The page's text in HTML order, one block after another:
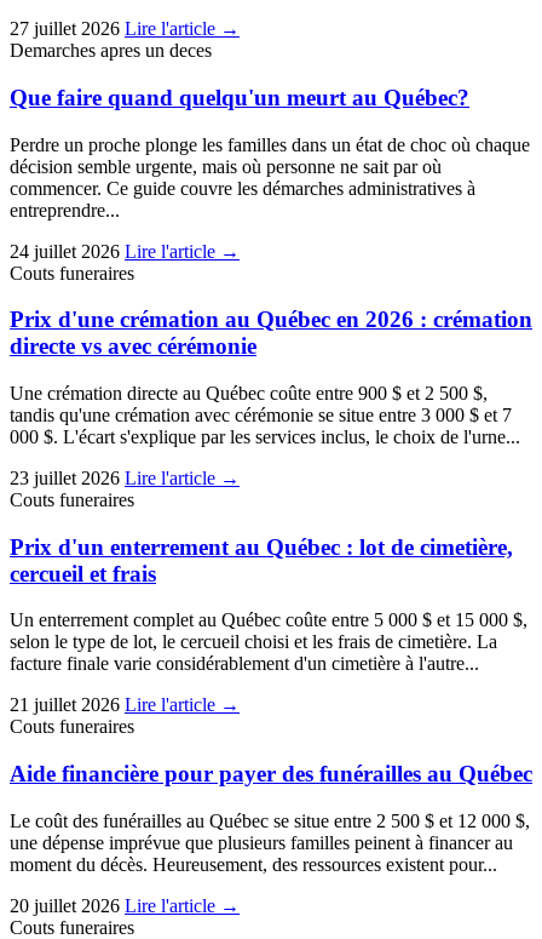
27 juillet 2026 Lire l'article →
Demarches apres un deces
Que faire quand quelqu'un meurt au Québec?
Perdre un proche plonge les familles dans un état de choc où chaque
décision semble urgente, mais où personne ne sait par où
commencer. Ce guide couvre les démarches administratives à
entreprendre...
24 juillet 2026 Lire l'article →
Couts funeraires
Prix d'une crémation au Québec en 2026 : crémation
directe vs avec cérémonie
Une crémation directe au Québec coûte entre 900 $ et 2 500 $,
tandis qu'une crémation avec cérémonie se situe entre 3 000 $ et 7
000 $. L'écart s'explique par les services inclus, le choix de l'urne...
23 juillet 2026 Lire l'article →
Couts funeraires
Prix d'un enterrement au Québec : lot de cimetière,
cercueil et frais
Un enterrement complet au Québec coûte entre 5 000 $ et 15 000 $,
selon le type de lot, le cercueil choisi et les frais de cimetière. La
facture finale varie considérablement d'un cimetière à l'autre...
21 juillet 2026 Lire l'article →
Couts funeraires
Aide financière pour payer des funérailles au Québec
Le coût des funérailles au Québec se situe entre 2 500 $ et 12 000 $,
une dépense imprévue que plusieurs familles peinent à financer au
moment du décès. Heureusement, des ressources existent pour...
20 juillet 2026 Lire l'article →
Couts funeraires